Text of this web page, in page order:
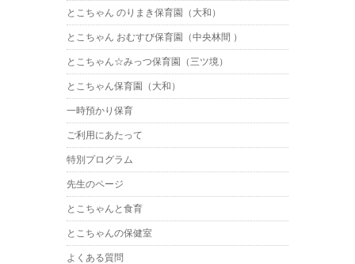
とこちゃん のりまき保育園（大和）
とこちゃん おむすび保育園（中央林間 ）
とこちゃん☆みっつ保育園（三ツ境）
とこちゃん保育園（大和）
一時預かり保育
ご利用にあたって
特別プログラム
先生のページ
とこちゃんと食育
とこちゃんの保健室
よくある質問